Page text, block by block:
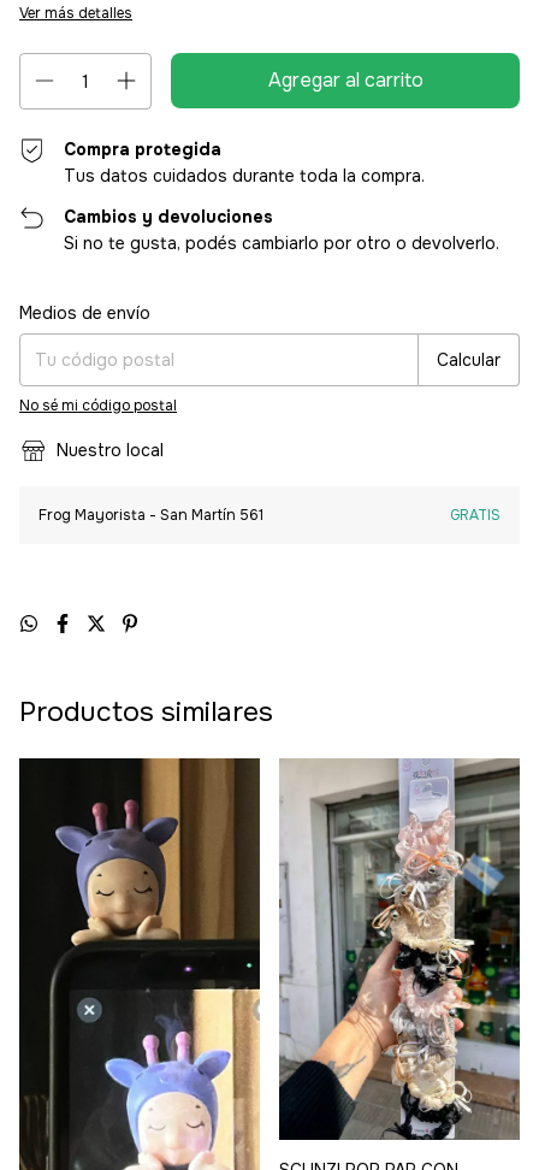
Ver más detalles
Compra protegida
Tus datos cuidados durante toda la compra.
Cambios y devoluciones
Si no te gusta, podés cambiarlo por otro o devolverlo.
Entregas para el CP:
Medios de envío
Calcular
No sé mi código postal
Nuestro local
Frog Mayorista - San Martín 561 GRATIS
Productos similares